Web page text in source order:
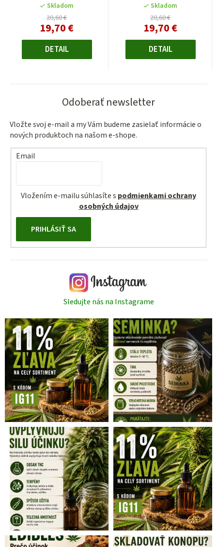
Skladom
20,60 €
19,70 €
DETAIL
Skladom
20,60 €
19,70 €
DETAIL
Odoberať newsletter
Vložte svoj e-mail a my Vám budeme zasielať informácie o
nových produktoch na našom e-shope.
Email
Vložením e-mailu súhlasíte s podmienkami ochrany
osobných údajov
PRIHLÁSIŤ SA
Sledujte nás na Instagrame